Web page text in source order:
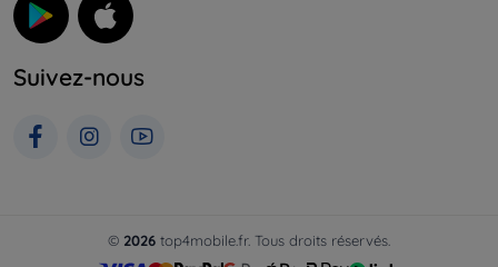
Suivez-nous
© 2026 top4mobile.fr. Tous droits réservés.